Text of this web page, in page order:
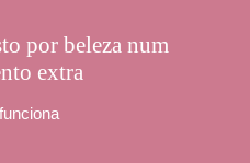
por beleza num
extra